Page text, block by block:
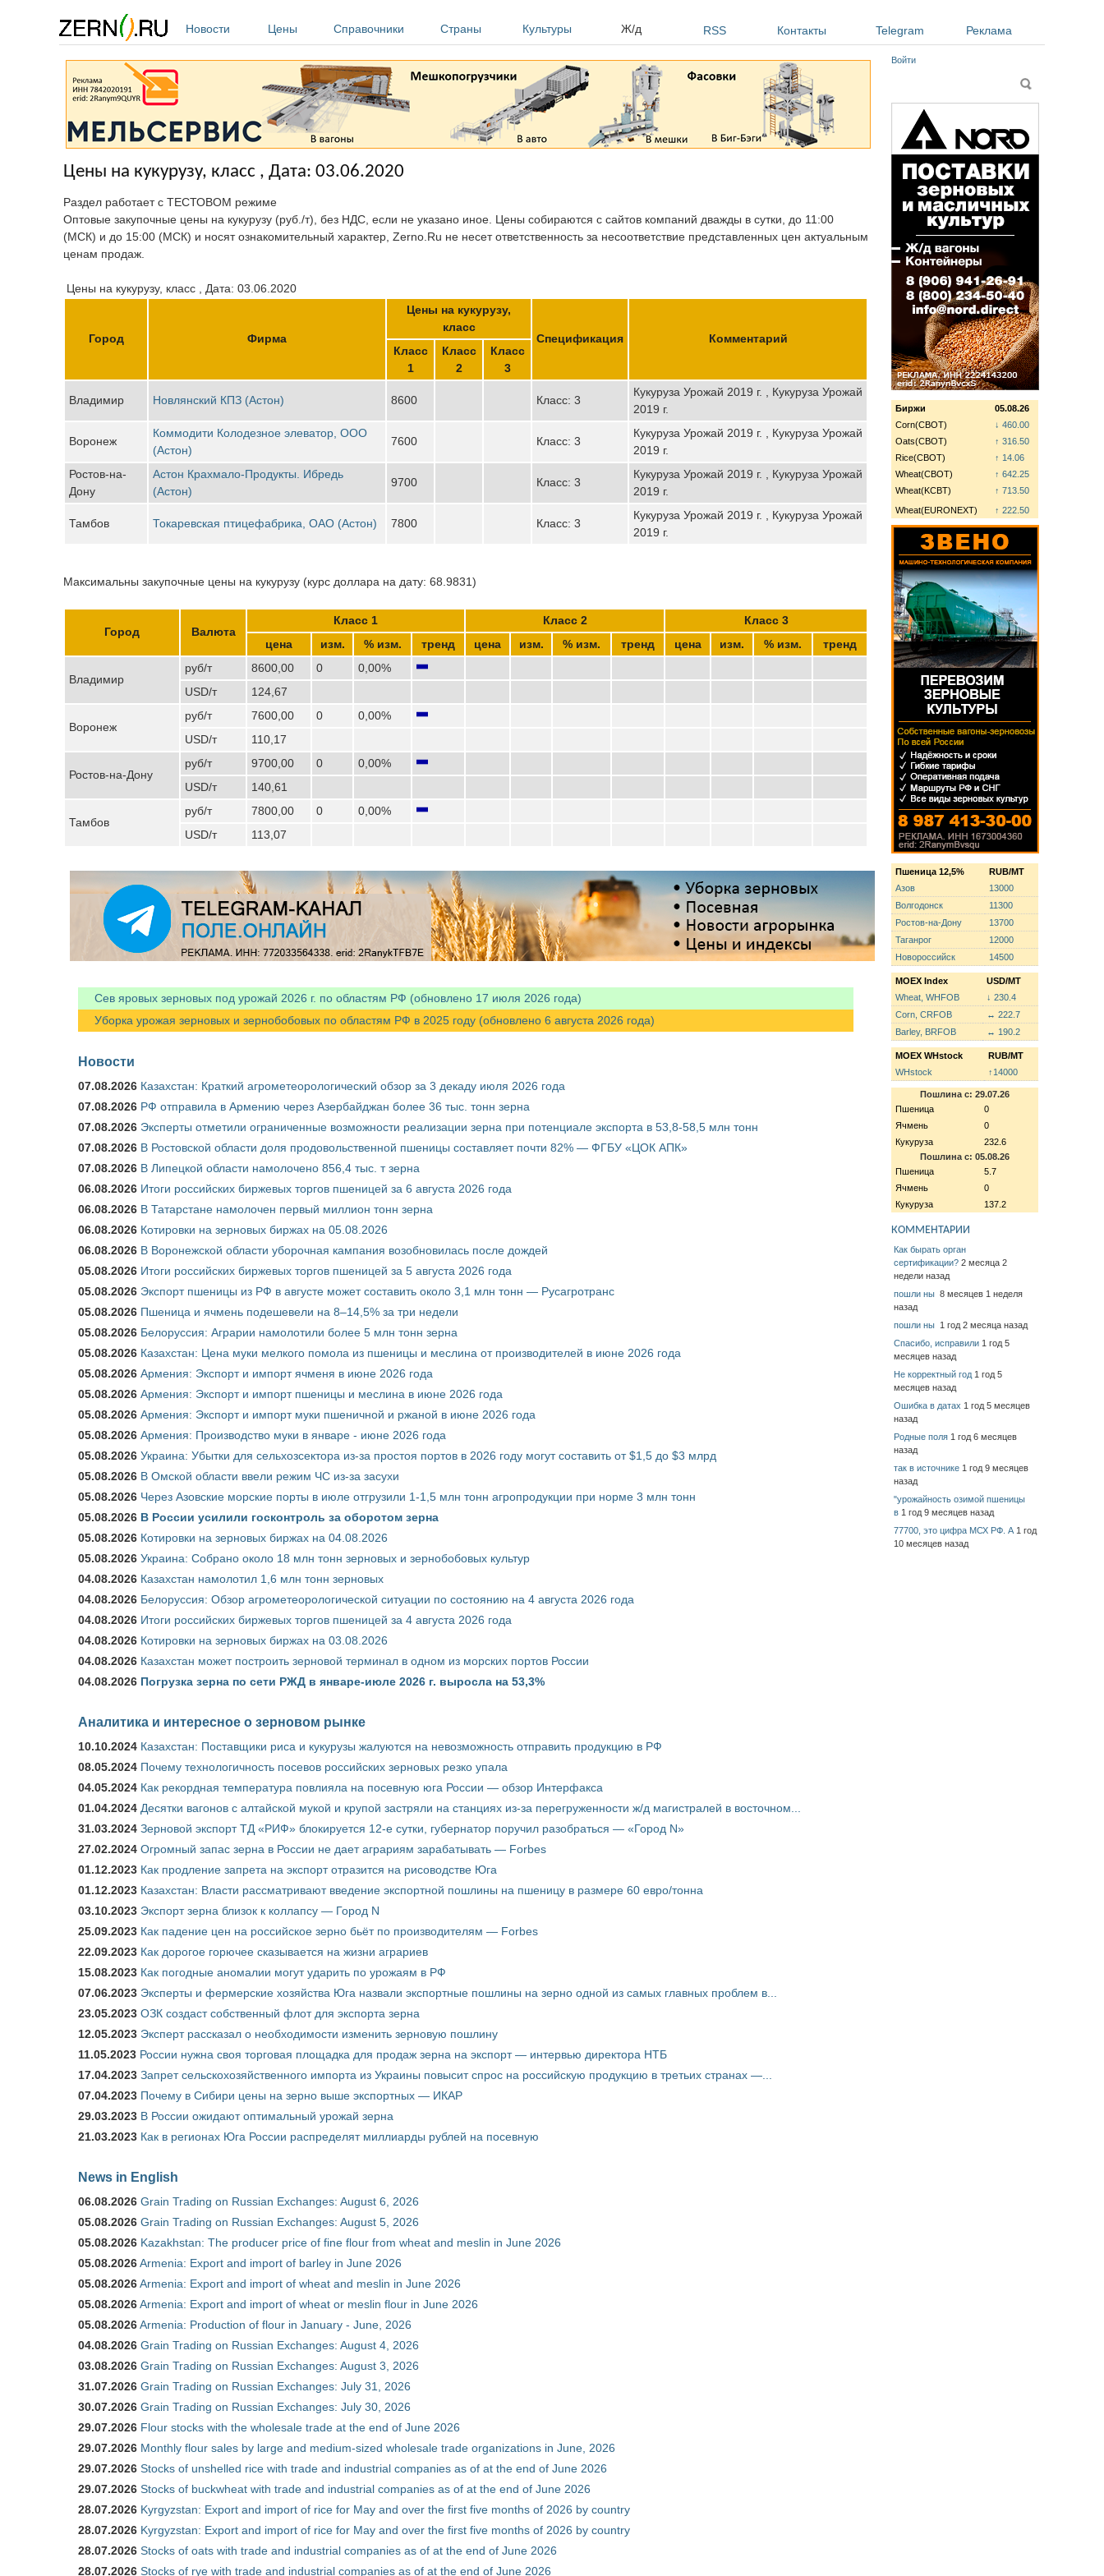
Новости
Цены Справочники Страны Культуры Ж/д RSS Контакты Telegram Реклама
Цены на кукурузу, класс , Дата: 03.06.2020
Раздел работает с ТЕСТОВОМ режиме
Оптовые закупочные цены на кукурузу (руб./т), без НДС, если не указано иное. Цены собираются с сайтов компаний дважды в сутки, до 11:00
(МСК) и до 15:00 (МСК) и носят ознакомительный характер, Zerno.Ru не несет ответственность за несоответствие представленных цен актуальным
ценам продаж.
Цены на кукурузу, класс , Дата: 03.06.2020
Город Фирма
Цены на кукурузу,
класс
Спецификация
Комментарий
Класс
1
Класс
2
Класс
3
Владимир Новлянский КПЗ (Астон) 8600 Класс: 3
Кукуруза Урожай 2019 г. , Кукуруза Урожай
2019 г.
Воронеж
Коммодити Колодезное элеватор, ООО
(Астон)
7600 Класс: 3
Кукуруза Урожай 2019 г. , Кукуруза Урожай
2019 г.
Ростов-на-
Дону
Астон Крахмало-Продукты. Ибредь
(Астон)
9700 Класс: 3
Кукуруза Урожай 2019 г. , Кукуруза Урожай
2019 г.
Тамбов Токаревская птицефабрика, ОАО (Астон) 7800 Класс: 3
Кукуруза Урожай 2019 г. , Кукуруза Урожай
2019 г.
Максимальны закупочные цены на кукурузу (курс доллара на дату: 68.9831)
Город Валюта
Класс 1 Класс 2
Класс 3
цена
изм. % изм. тренд цена изм. % изм. тренд цена изм. % изм. тренд
Владимир
руб/т 8600,00 0
0,00%
USD/т
124,67
Воронеж
руб/т 7600,00 0
0,00%
USD/т
110,17
Ростов-на-Дону
руб/т 9700,00 0
0,00%
USD/т
140,61
Тамбов
руб/т 7800,00 0
0,00%
USD/т
113,07
Сев яровых зерновых под урожай 2026 г. по областям РФ (обновлено 17 июля 2026 года)
Уборка урожая зерновых и зернобобовых по областям РФ в 2025 году (обновлено 6 августа 2026 года)
Новости
07.08.2026 Казахстан: Краткий агрометеорологический обзор за 3 декаду июля 2026 года
07.08.2026 РФ отправила в Армению через Азербайджан более 36 тыс. тонн зерна
07.08.2026 Эксперты отметили ограниченные возможности реализации зерна при потенциале экспорта в 53,8-58,5 млн тонн
07.08.2026 В Ростовской области доля продовольственной пшеницы составляет почти 82% — ФГБУ «ЦОК АПК»
07.08.2026 В Липецкой области намолочено 856,4 тыс. т зерна
06.08.2026 Итоги российских биржевых торгов пшеницей за 6 августа 2026 года
06.08.2026 В Татарстане намолочен первый миллион тонн зерна
06.08.2026 Котировки на зерновых биржах на 05.08.2026
06.08.2026 В Воронежской области уборочная кампания возобновилась после дождей
05.08.2026 Итоги российских биржевых торгов пшеницей за 5 августа 2026 года
05.08.2026 Экспорт пшеницы из РФ в августе может составить около 3,1 млн тонн — Русагротранс
05.08.2026 Пшеница и ячмень подешевели на 8–14,5% за три недели
05.08.2026 Белоруссия: Аграрии намолотили более 5 млн тонн зерна
05.08.2026 Казахстан: Цена муки мелкого помола из пшеницы и меслина от производителей в июне 2026 года
05.08.2026 Армения: Экспорт и импорт ячменя в июне 2026 года
05.08.2026 Армения: Экспорт и импорт пшеницы и меслина в июне 2026 года
05.08.2026 Армения: Экспорт и импорт муки пшеничной и ржаной в июне 2026 года
05.08.2026 Армения: Производство муки в январе - июне 2026 года
05.08.2026 Украина: Убытки для сельхозсектора из-за простоя портов в 2026 году могут составить от $1,5 до $3 млрд
05.08.2026 В Омской области ввели режим ЧС из-за засухи
05.08.2026 Через Азовские морские порты в июле отгрузили 1-1,5 млн тонн агропродукции при норме 3 млн тонн
05.08.2026 В России усилили госконтроль за оборотом зерна
05.08.2026 Котировки на зерновых биржах на 04.08.2026
05.08.2026 Украина: Собрано около 18 млн тонн зерновых и зернобобовых культур
04.08.2026 Казахстан намолотил 1,6 млн тонн зерновых
04.08.2026 Белоруссия: Обзор агрометеорологической ситуации по состоянию на 4 августа 2026 года
04.08.2026 Итоги российских биржевых торгов пшеницей за 4 августа 2026 года
04.08.2026 Котировки на зерновых биржах на 03.08.2026
04.08.2026 Казахстан может построить зерновой терминал в одном из морских портов России
04.08.2026 Погрузка зерна по сети РЖД в январе-июле 2026 г. выросла на 53,3%
Аналитика и интересное о зерновом рынке
10.10.2024 Казахстан: Поставщики риса и кукурузы жалуются на невозможность отправить продукцию в РФ
08.05.2024 Почему технологичность посевов российских зерновых резко упала
04.05.2024 Как рекордная температура повлияла на посевную юга России — обзор Интерфакса
01.04.2024 Десятки вагонов с алтайской мукой и крупой застряли на станциях из-за перегруженности ж/д магистралей в восточном...
31.03.2024 Зерновой экспорт ТД «РИФ» блокируется 12-е сутки, губернатор поручил разобраться — «Город N»
27.02.2024 Огромный запас зерна в России не дает аграриям зарабатывать — Forbes
01.12.2023 Как продление запрета на экспорт отразится на рисоводстве Юга
01.12.2023 Казахстан: Власти рассматривают введение экспортной пошлины на пшеницу в размере 60 евро/тонна
03.10.2023 Экспорт зерна близок к коллапсу — Город N
25.09.2023 Как падение цен на российское зерно бьёт по производителям — Forbes
22.09.2023 Как дорогое горючее сказывается на жизни аграриев
15.08.2023 Как погодные аномалии могут ударить по урожаям в РФ
07.06.2023 Эксперты и фермерские хозяйства Юга назвали экспортные пошлины на зерно одной из самых главных проблем в...
23.05.2023 ОЗК создаст собственный флот для экспорта зерна
12.05.2023 Эксперт рассказал о необходимости изменить зерновую пошлину
11.05.2023 России нужна своя торговая площадка для продаж зерна на экспорт — интервью директора НТБ
17.04.2023 Запрет сельскохозяйственного импорта из Украины повысит спрос на российскую продукцию в третьих странах —...
07.04.2023 Почему в Сибири цены на зерно выше экспортных — ИКАР
29.03.2023 В России ожидают оптимальный урожай зерна
21.03.2023 Как в регионах Юга России распределят миллиарды рублей на посевную
News in English
06.08.2026 Grain Trading on Russian Exchanges: August 6, 2026
05.08.2026 Grain Trading on Russian Exchanges: August 5, 2026
05.08.2026 Kazakhstan: The producer price of fine flour from wheat and meslin in June 2026
05.08.2026Armenia: Export and import of barley in June 2026
05.08.2026Armenia: Export and import of wheat and meslin in June 2026
05.08.2026Armenia: Export and import of wheat or meslin flour in June 2026
05.08.2026Armenia: Production of flour in January - June, 2026
04.08.2026 Grain Trading on Russian Exchanges: August 4, 2026
03.08.2026 Grain Trading on Russian Exchanges: August 3, 2026
31.07.2026 Grain Trading on Russian Exchanges: July 31, 2026
30.07.2026 Grain Trading on Russian Exchanges: July 30, 2026
29.07.2026 Flour stocks with the wholesale trade at the end of June 2026
29.07.2026 Monthly flour sales by large and medium-sized wholesale trade organizations in June, 2026
29.07.2026 Stocks of unshelled rice with trade and industrial companies as of at the end of June 2026
29.07.2026 Stocks of buckwheat with trade and industrial companies as of at the end of June 2026
28.07.2026 Kyrgyzstan: Export and import of rice for May and over the first five months of 2026 by country
28.07.2026 Kyrgyzstan: Export and import of rice for May and over the first five months of 2026 by country
28.07.2026 Stocks of oats with trade and industrial companies as of at the end of June 2026
28.07.2026 Stocks of rye with trade and industrial companies as of at the end of June 2026
Войти
Поиск
Биржи
05.08.26
Corn(CBOT)
↓ 460.00
Oats(CBOT)
↑ 316.50
Rice(CBOT)
↑ 14.06
Wheat(CBOT)
↑ 642.25
Wheat(KCBT)
↑ 713.50
Wheat(EURONEXT)
↑ 222.50
Пшеница 12,5%
RUB/MT
Азов
13000
Волгодонск
11300
Ростов-на-Дону
13700
Таганрог
12000
Новороссийск
14500
MOEX Index
USD/MT
Wheat, WHFOB
↓ 230.4
Corn, CRFOB
↔ 222.7
Barley, BRFOB
↔ 190.2
MOEX WHstock
RUB/MT
WHstock
↑14000
Пошлина с: 29.07.26
Пшеница
0
Ячмень
0
Кукуруза
232.6
Пошлина с: 05.08.26
Пшеница
5.7
Ячмень
0
Кукуруза
137.2
КОММЕНТАРИИ
Как бырать орган
сертификации? 2 месяца 2
недели назад
пошли ны 8 месяцев 1 неделя
назад
пошли ны 1 год 2 месяца назад
Спасибо, исправили 1 год 5
месяцев назад
Не корректный год 1 год 5
месяцев назад
Ошибка в датах 1 год 5 месяцев
назад
Родные поля 1 год 6 месяцев
назад
так в источнике 1 год 9 месяцев
назад
"урожайность озимой пшеницы
в 1 год 9 месяцев назад
77700, это цифра МСХ РФ. А 1 год
10 месяцев назад